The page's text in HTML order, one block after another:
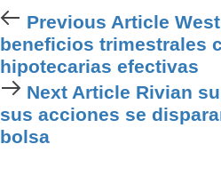
Previous
Article
Previous Article
beneficios trimestrales
hipotecarias efectivas
Next
Article
Next Article Rivian
sus acciones se
bolsa